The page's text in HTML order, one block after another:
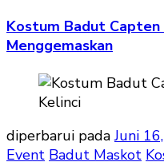
Kostum Badut
Menggemaskan
diperbarui padaJuni
Event Badut Maskot